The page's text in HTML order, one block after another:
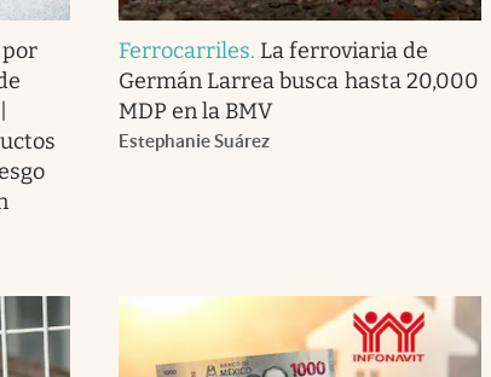
Ferrocarriles. La ferroviaria de
Germán Larrea busca hasta 20,000
MDP en la BMV
Estephanie Suárez